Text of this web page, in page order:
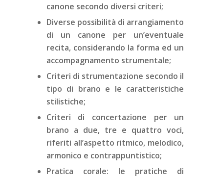
canone secondo diversi criteri;
Diverse possibilità di arrangiamento
di un canone per un’eventuale
recita, considerando la forma ed un
accompagnamento strumentale;
Criteri di strumentazione secondo il
tipo di brano e le caratteristiche
stilistiche;
Criteri di concertazione per un
brano a due, tre e quattro voci,
riferiti all’aspetto ritmico, melodico,
armonico e contrappuntistico;
Pratica corale: le pratiche di